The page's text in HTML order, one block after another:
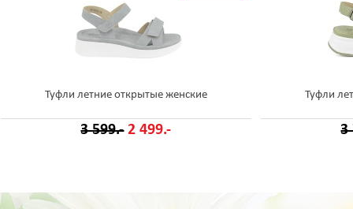
Туфли летние открытые женские
3 599.- 2 499.-
Туфли
3